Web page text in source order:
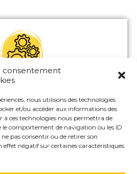
consentement
nous utilisons des technologies
et/ou accéder aux informations des
à ces technologies nous permettra de
le comportement de navigation ou les ID
pas consentir ou de retirer son
négatif sur certaines caractéristiques
la page​
complet : choix des
de contact, lien vers
d’ouverture, etc.
professionnelle de